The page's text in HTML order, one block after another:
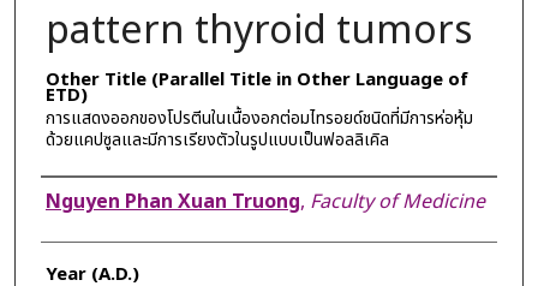
pattern thyroid tumors
Other Title (Parallel Title in Other Language of
ETD)
การแสดงออกของโปรตีนในเนื้องอกต่อมไทรอยด์ชนิดที่มีการห่อหุ้ม
ด้วยแคปซูลและมีการเรียงตัวในรูปแบบเป็นฟอลลิเคิล
Author
Nguyen Phan Xuan Truong, Faculty of Medicine
Year (A.D.)